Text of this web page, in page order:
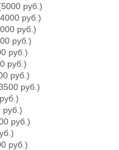
руб.)
руб.)
руб.)
руб.)
руб.)
руб.)
руб.)
руб.)
руб.)
руб.)
руб.)